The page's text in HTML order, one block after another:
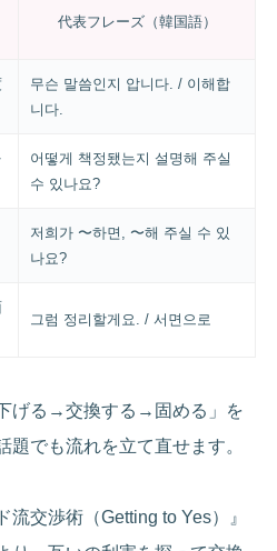
代表フレーズ（韓国語）
무슨 말씀인지 압니다. / 이해합
니다.
어떻게 책정됐는지 설명해 주실
수 있나요?
저희가 〜하면, 〜해 주실 수 있
나요?
그럼 정리할게요. / 서면으로
げる→交換する→固める」を
題でも流れを立て直せます。
交渉術（Getting to Yes）』